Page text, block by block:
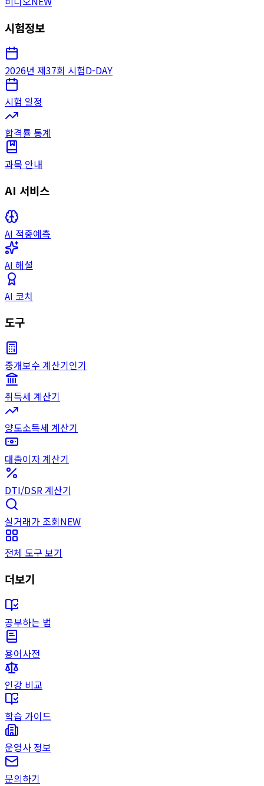
시험정보
2026년 제37회 시험D-DAY
시험 일정
합격률 통계
과목 안내
AI 서비스
AI 적중예측
AI 해설
AI 코치
도구
중개보수 계산기인기
취득세 계산기
양도소득세 계산기
대출이자 계산기
DTI/DSR 계산기
실거래가 조회NEW
전체 도구 보기
더보기
공부하는 법
용어사전
인강 비교
학습 가이드
운영사 정보
문의하기